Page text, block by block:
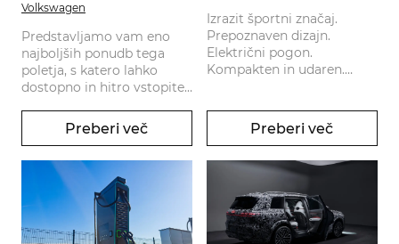
Volkswagen
Predstavljamo vam eno
najboljših ponudb tega
poletja, s katero lahko
dostopno in hitro vstopite
mobilnosti. Volkswagen
ID.3 Neo je zdaj na voljo v
Preberi več
Izrazit športni značaj.
Prepoznaven dizajn.
Električni pogon.
Kompakten in udaren.
električne izkušnje na štirih
kolesih.
Preberi več